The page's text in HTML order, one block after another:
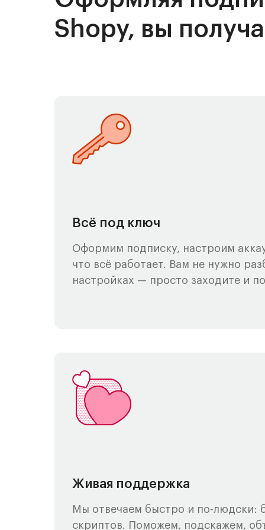
Shopy, вы
Всё под ключ
Оформим подписку, настроим
что всё работает. Вам не нужно
настройках — просто заходите и
Живая поддержка
Мы отвечаем быстро и по-людски:
скриптов. Поможем, подскажем,